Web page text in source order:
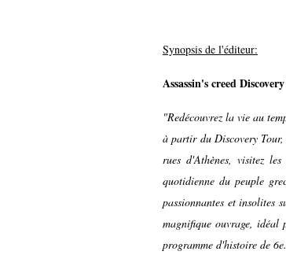
Synopsis de l'éditeur:
Assassin's creed
"Redécouvrez la vie au
à partir du Discovery Tour,
rues d'Athènes, visitez
quotidienne du peuple
passionnantes et insolites
magnifique ouvrage, idéal
programme d'histoire de